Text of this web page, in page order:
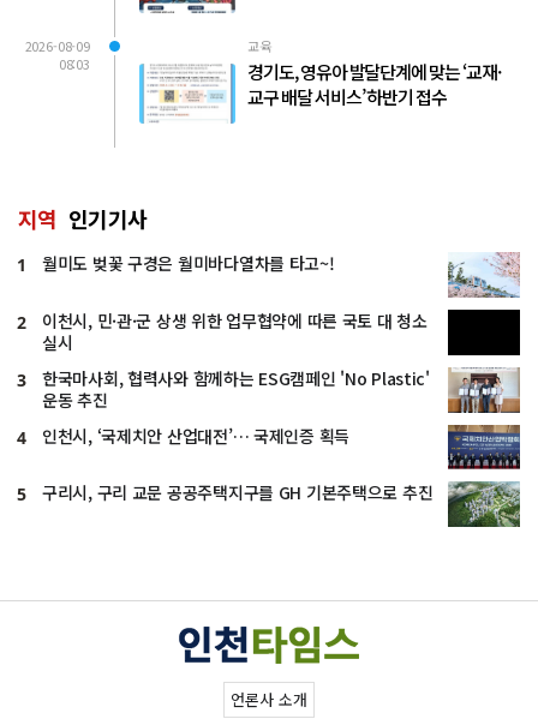
2026-08-09
08:03
교육
경기도, 영유아 발달단계에 맞는 ‘교재·
교구 배달 서비스’ 하반기 접수
지역 인기기사
1 월미도 벚꽃 구경은 월미바다열차를 타고~!
2
이천시, 민·관·군 상생 위한 업무협약에 따른 국토 대 청소
실시
3
한국마사회, 협력사와 함께하는 ESG캠페인 'No Plastic'
운동 추진
4 인천시, ‘국제치안 산업대전’… 국제인증 획득
5 구리시, 구리 교문 공공주택지구를 GH 기본주택으로 추진
언론사 소개